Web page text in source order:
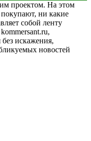
проектом. На этом
ни какие
собой ленту
искажения,
новостей